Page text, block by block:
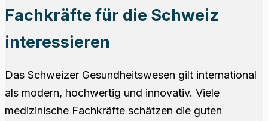
Fachkräfte für die Schweiz
interessieren
Das Schweizer Gesundheitswesen gilt international
als modern, hochwertig und innovativ. Viele
medizinische Fachkräfte schätzen die guten